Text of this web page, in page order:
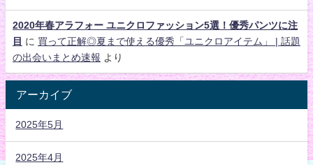
2020年春アラフォー ユニクロファッション5選！優秀パンツに注
目 に 買って正解◎夏まで使える優秀「ユニクロアイテム」 | 話題
の出会いまとめ速報 より
アーカイブ
2025年5月
2025年4月